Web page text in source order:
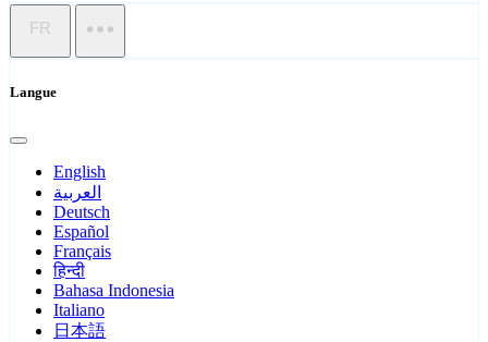
FR
Langue
English
العربية
Deutsch
Español
Français
हिन्दी
Bahasa Indonesia
Italiano
日本語